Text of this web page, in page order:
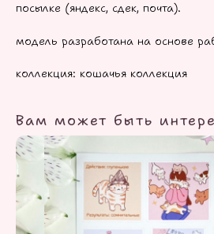
посылке (яндекс, сдек, почта).
модель разработана на основе
коллекция: кошачья коллекция
Вам может быть